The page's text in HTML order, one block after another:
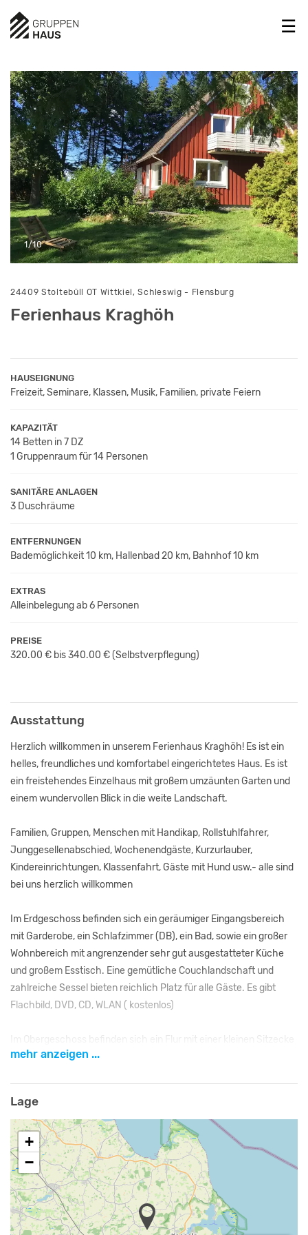
1/10
24409 Stoltebüll OT Wittkiel, Schleswig - Flensburg
Ferienhaus Kraghöh
HAUSEIGNUNG
Freizeit, Seminare, Klassen, Musik, Familien, private Feiern
KAPAZITÄT
14 Betten in 7 DZ
1 Gruppenraum für 14 Personen
SANITÄRE ANLAGEN
3 Duschräume
ENTFERNUNGEN
Bademöglichkeit 10 km, Hallenbad 20 km, Bahnhof 10 km
EXTRAS
Alleinbelegung ab 6 Personen
PREISE
320.00 € bis 340.00 €(Selbstverpflegung)
Ausstattung
Herzlich willkommen in unserem Ferienhaus Kraghöh! Es ist ein
helles, freundliches und komfortabel eingerichtetes Haus. Es ist
ein freistehendes Einzelhaus mit großem umzäunten Garten und
einem wundervollen Blick in die weite Landschaft.
Familien, Gruppen, Menschen mit Handikap, Rollstuhlfahrer,
Junggesellenabschied, Wochenendgäste, Kurzurlauber,
Kindereinrichtungen, Klassenfahrt, Gäste mit Hund usw.- alle sind
bei uns herzlich willkommen
Im Erdgeschoss befinden sich ein geräumiger Eingangsbereich
mit Garderobe, ein Schlafzimmer (DB), ein Bad, sowie ein großer
Wohnbereich mit angrenzender sehr gut ausgestatteter Küche
und großem Esstisch. Eine gemütliche Couchlandschaft und
zahlreiche Sessel bieten reichlich Platz für alle Gäste. Es gibt
Flachbild, DVD, CD, WLAN ( kostenlos)
und 4 Schlafzimmer, sowie ein Bad. In einem der Zimmer befindet
Aufteilung der Betten:
3 Schlafzimmer mit Doppelbett
4 Schlafzimmer mit jeweils 2 Einzelbetten - können teilweise zu
Doppelbetten gestellt werden.
Ein Schlafzimmer mit 2 Einzelbetten verfügt über ein Bett mit
Schublade, so dass hier noch eine weitere Person Platz findet.
mehr anzeigen ...
Lage
+
−